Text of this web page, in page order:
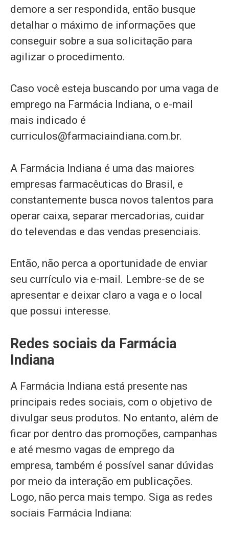
demore a ser respondida, então busque
detalhar o máximo de informações que
conseguir sobre a sua solicitação para
agilizar o procedimento.
Caso você esteja buscando por uma vaga de
emprego na Farmácia Indiana, o e-mail
mais indicado é
curriculos@farmaciaindiana.com.br.
A Farmácia Indiana é uma das maiores
empresas farmacêuticas do Brasil, e
constantemente busca novos talentos para
operar caixa, separar mercadorias, cuidar
do televendas e das vendas presenciais.
Então, não perca a oportunidade de enviar
seu currículo via e-mail. Lembre-se de se
apresentar e deixar claro a vaga e o local
que possui interesse.
Redes sociais da Farmácia
Indiana
A Farmácia Indiana está presente nas
principais redes sociais, com o objetivo de
divulgar seus produtos. No entanto, além de
ficar por dentro das promoções, campanhas
e até mesmo vagas de emprego da
empresa, também é possível sanar dúvidas
por meio da interação em publicações.
Logo, não perca mais tempo. Siga as redes
sociais Farmácia Indiana: